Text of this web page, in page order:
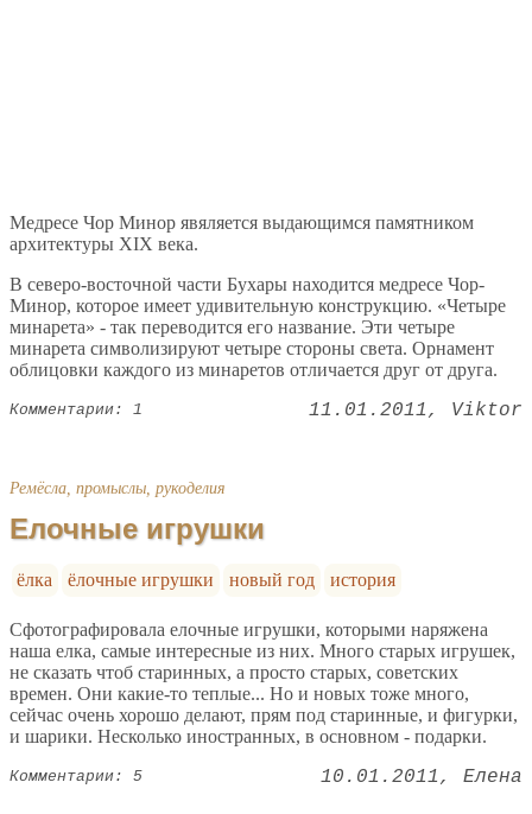
Медресе Чор Минор явяляется выдающимся памятником
архитектуры XIX века.
В северо-восточной части Бухары находится медресе Чор-
Минор, которое имеет удивительную конструкцию. «Четыре
минарета» - так переводится его название. Эти четыре
минарета символизируют четыре стороны света. Орнамент
облицовки каждого из минаретов отличается друг от друга.
Комментарии: 1 11.01.2011 Viktor
Ремёсла, промыслы, рукоделия
Елочные игрушки
ёлка ёлочные игрушки новый год история
Сфотографировала елочные игрушки, которыми наряжена
наша елка, самые интересные из них. Много старых игрушек,
не сказать чтоб старинных, а просто старых, советских
времен. Они какие-то теплые... Но и новых тоже много,
сейчас очень хорошо делают, прям под старинные, и фигурки,
и шарики. Несколько иностранных, в основном - подарки.
Комментарии: 5 10.01.2011 Елена